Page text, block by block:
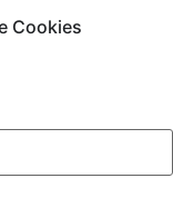
Cookies